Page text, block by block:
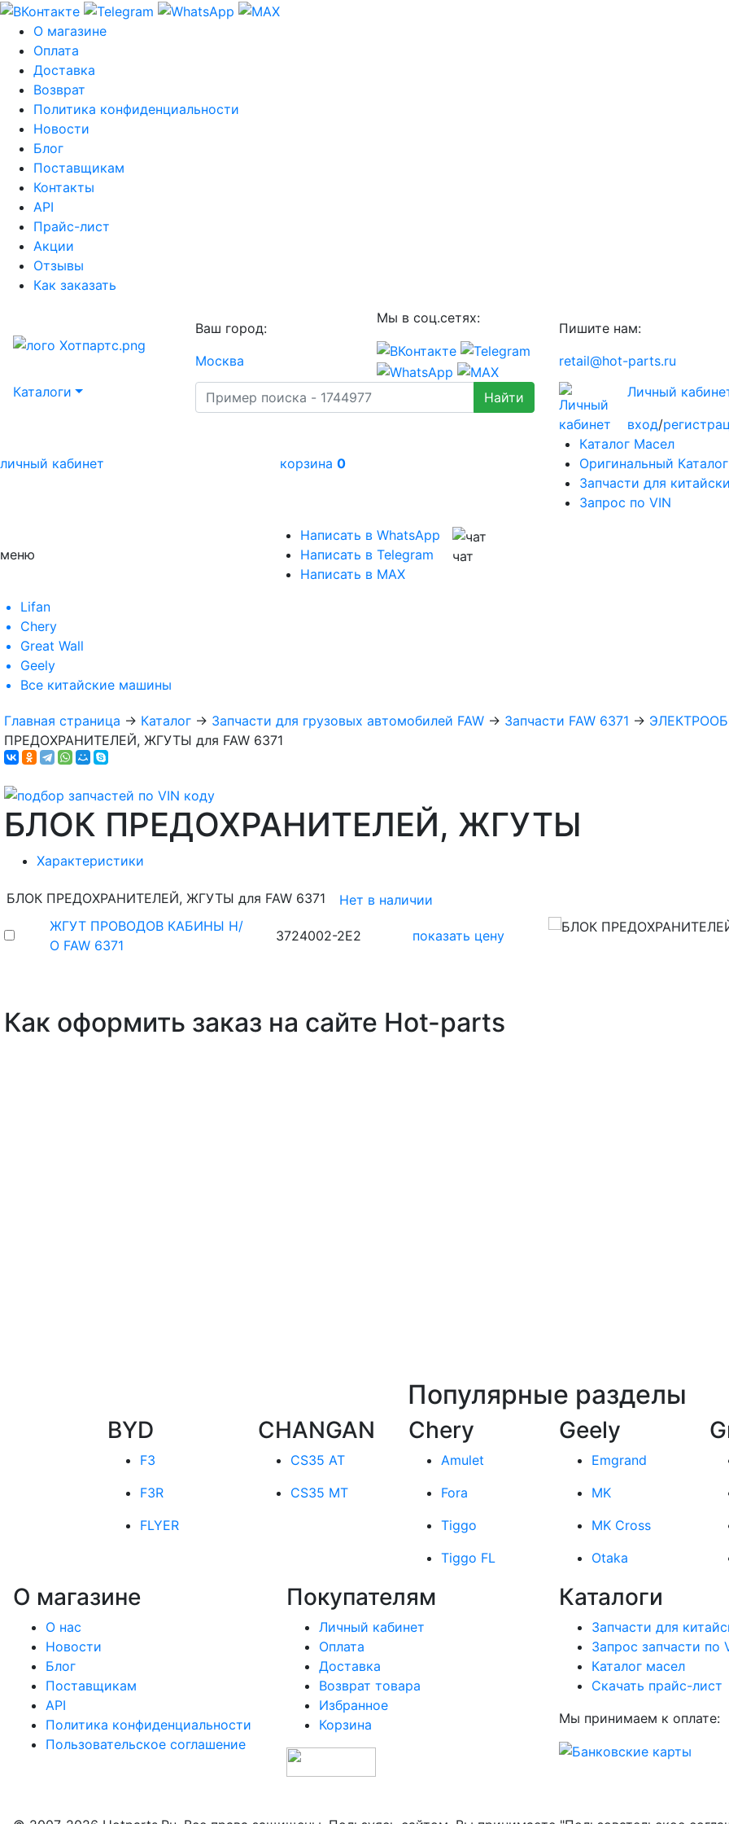
О магазине
Оплата
Доставка
Возврат
Политика конфиденциальности
Новости
Блог
Поставщикам
Контакты
API
Прайс-лист
Акции
Отзывы
Как заказать
Ваш город:
Москва
Мы в соц.сетях:
Пишите нам:
retail@hot-parts.ru
Каталоги
Личный
вход/
личный кабинет корзина 0
Каталог Масел
Оригинальный Каталог
Запчасти для
Запрос по VIN
меню
Написать в WhatsApp
Написать в Telegram
Написать в MAX
чат
Lifan
Chery
Great Wall
Geely
Все китайские машины
Главная страница → Каталог → Запчасти для грузовых автомобилей FAW → Запчасти FAW 6371 →
ПРЕДОХРАНИТЕЛЕЙ, ЖГУТЫ для FAW 6371
БЛОК ПРЕДОХРАНИТЕЛЕЙ, ЖГУТЫ
Характеристики
БЛОК ПРЕДОХРАНИТЕЛЕЙ, ЖГУТЫ для FAW 6371
Нет в наличии
ЖГУТ ПРОВОДОВ КАБИНЫ Н/
О FAW 6371
3724002-2E2 показать цену
Как оформить заказ на сайте Hot-parts
Популярные разделы
BYD
F3
F3R
FLYER
CHANGAN
CS35 AT
CS35 MT
Chery
Amulet
Fora
Tiggo
Tiggo FL
Geely
Emgrand
MK
MK Cross
Otaka
О магазине
О нас
Новости
Блог
Поставщикам
API
Политика конфиденциальности
Пользовательское соглашение
Покупателям
Личный кабинет
Оплата
Доставка
Возврат товара
Избранное
Корзина
Каталоги
Запчасти для
Запрос запчасти по
Каталог масел
Скачать прайс-лист
Мы принимаем к оплате: